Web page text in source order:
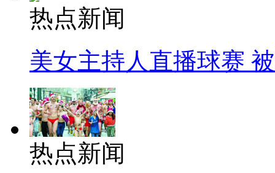
热点新闻
美女主持人直播球赛
热点新闻